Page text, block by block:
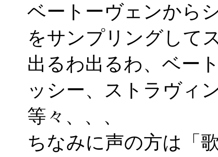
ベートーヴェンから
をサンプリングして
出るわ出るわ、ベー
ッシー、ストラヴィ
等々、、、
ちなみに声の方は「